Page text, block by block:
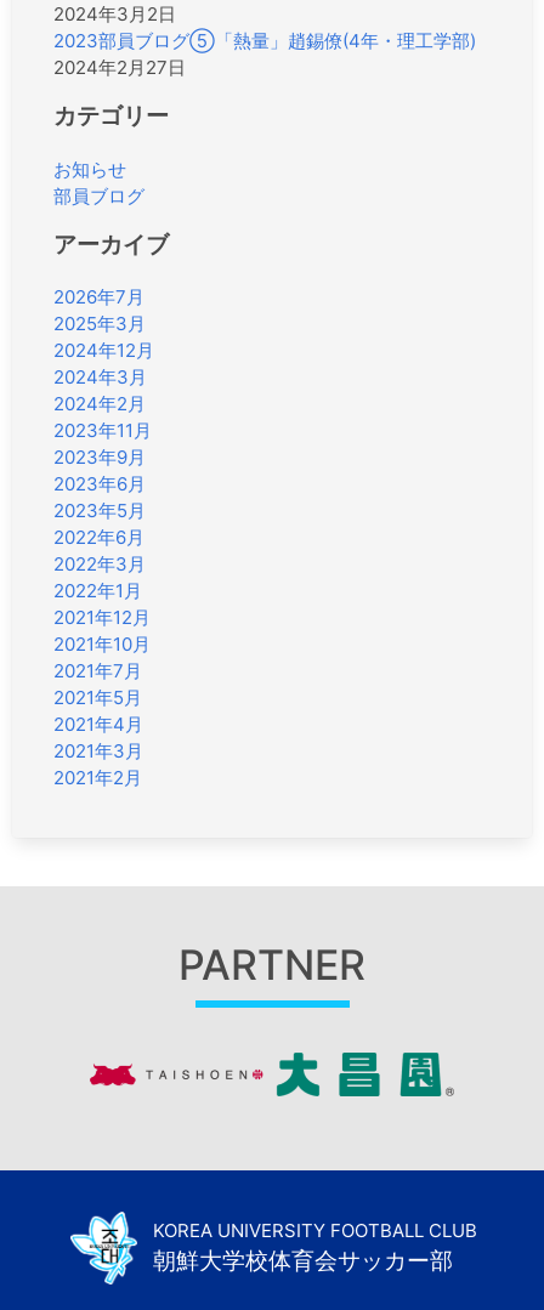
2024年3月2日
2023部員ブログ⑤「熱量」趙錫僚(4年・理工学部)
2024年2月27日
カテゴリー
お知らせ
部員ブログ
アーカイブ
2026年7月
2025年3月
2024年12月
2024年3月
2024年2月
2023年11月
2023年9月
2023年6月
2023年5月
2022年6月
2022年3月
2022年1月
2021年12月
2021年10月
2021年7月
2021年5月
2021年4月
2021年3月
2021年2月
PARTNER
KOREA UNIVERSITY FOOTBALL CLUB
朝鮮大学校体育会サッカー部